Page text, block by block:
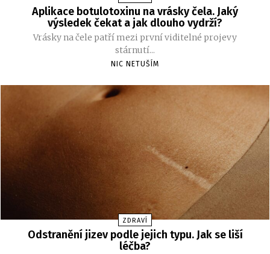
Aplikace botulotoxinu na vrásky čela. Jaký
výsledek čekat a jak dlouho vydrží?
Vrásky na čele patří mezi první viditelné projevy
stárnutí...
NIC NETUŠÍM
ZDRAVÍ
Odstranění jizev podle jejich typu. Jak se liší
léčba?